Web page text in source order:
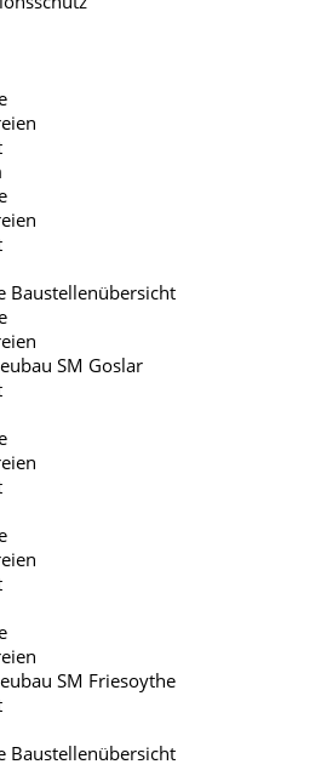
Baustellenübersicht
SM Goslar
SM Friesoythe
Baustellenübersicht